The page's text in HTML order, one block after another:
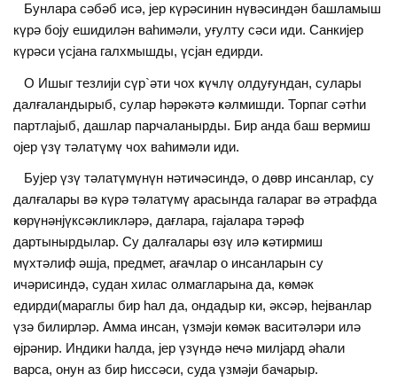
Бунлара сәбәб исә, jер күрәсинин нүвәсиндән башламыш
күрә боjу ешидилән ваһимәли, уғулту сәси иди. Санкиjер
күрәси үсjана галхмышды, үсjан едирди.
О Ишыг тезлиjи сүр`әти чох ҝүҹлү олдуғундан, сулары
далғаландырыб, сулар һәрәкәтә ҝәлмишди. Торпаг сәтһи
партлаjыб, дашлар парчаланырды. Бир анда баш вермиш
оjер үзү тәлатүмү чох ваһимәли иди.
Буjер үзү тәлатүмүнүн нәтиҹәсиндә, о дөвр инсанлар, су
далғалары вә күрә тәлатүмү арасында галараг вә әтрафда
ҝөрүнәнjүксәкликләрә, дағлара, гаjалара тәрәф
дартынырдылар. Су далғалары өзү илә ҝәтирмиш
мүхтәлиф әшjа, предмет, ағаҹлар о инсанларын су
ичәрисиндә, судан хилас олмагларына да, көмәк
едирди(мараглы бир һал да, ондадыр ки, әксәр, һеjванлар
үзә билирләр. Амма инсан, үзмәjи көмәк васитәләри илә
өjрәнир. Индики һалда, jер үзүндә нечә милjард әһали
варса, онун аз бир һиссәси, суда үзмәjи баҹарыр.